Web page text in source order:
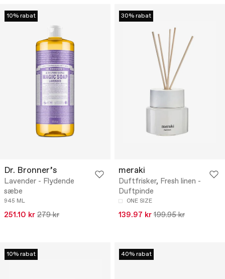
10% rabat
Dr. Bronner’s
Lavender - Flydende
sæbe
945 ML
251.10 kr 279 kr
30% rabat
meraki
Duftfrisker, Fresh linen -
Duftpinde
ONE SIZE
139.97 kr 199.95 kr
10% rabat 40% rabat